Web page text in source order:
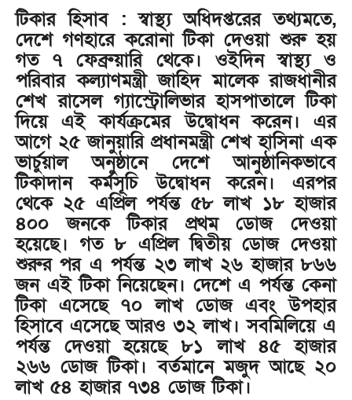
টিকার হিসাব : স্বাস্থ্য অধিদপ্তরের তথ্যমতে,
দেশে গণহারে করোনা টিকা দেওয়া শুরু হয়
গত ৭ ফেব্রুয়ারি থেকে। ওইদিন স্বাস্থ্য ও
পরিবার কল্যাণমন্ত্রী জাহিদ মালেক রাজধানীর
শেখ রাসেল গ্যাস্ট্রোলিভার হাসপাতালে টিকা
দিয়ে এই কার্যক্রমের উদ্বোধন করেন। এর
আগে ২৫ জানুয়ারি প্রধানমন্ত্রী শেখ হাসিনা এক
ভার্চুয়াল অনুষ্ঠানে দেশে আনুষ্ঠানিকভাবে
টিকাদান কর্মসূচি উদ্বোধন করেন। এরপর
থেকে ২৫ এপ্রিল পর্যন্ত ৫৮ লাখ ১৮ হাজার
৪০০ জনকে টিকার প্রথম ডোজ দেওয়া
হয়েছে। গত ৮ এপ্রিল দ্বিতীয় ডোজ দেওয়া
শুরুর পর এ পর্যন্ত ২৩ লাখ ২৬ হাজার ৮৬৬
জন এই টিকা নিয়েছেন। দেশে এ পর্যন্ত কেনা
টিকা এসেছে ৭০ লাখ ডোজ এবং উপহার
হিসাবে এসেছে আরও ৩২ লাখ। সবমিলিয়ে এ
পর্যন্ত দেওয়া হয়েছে ৮১ লাখ ৪৫ হাজার
২৬৬ ডোজ টিকা। বর্তমানে মজুদ আছে ২০
লাখ ৫৪ হাজার ৭৩৪ ডোজ টিকা।